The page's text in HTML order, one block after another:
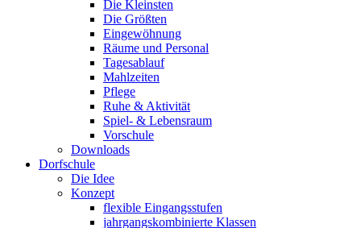
Die Kleinsten
Die Größten
Eingewöhnung
Räume und Personal
Tagesablauf
Mahlzeiten
Pflege
Ruhe & Aktivität
Spiel- & Lebensraum
Vorschule
Downloads
Dorfschule
Die Idee
Konzept
flexible Eingangsstufen
jahrgangskombinierte Klassen